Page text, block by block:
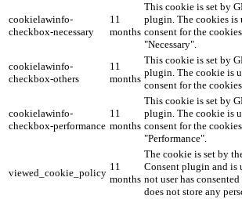
cookielawinfo-
checkbox-necessary
11
months
This cookie is set by
plugin. The cookies is
consent for the
"Necessary".
cookielawinfo-
checkbox-others
11
months
This cookie is set by
plugin. The cookie is
consent for the
cookielawinfo-
checkbox-performance
11
months
This cookie is set by
plugin. The cookie is
consent for the
"Performance".
viewed_cookie_policy
11
months
The cookie is set by
Consent plugin and is
not user has
does not store any